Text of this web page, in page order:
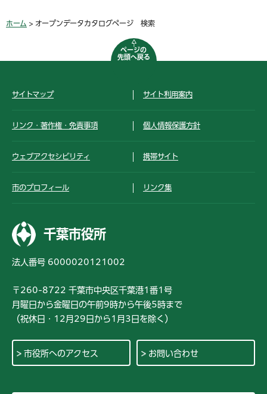
ホーム > オープンデータカタログページ 検索
ページの
先頭へ戻る
サイトマップ サイト利用案内
リンク・著作権・免責事項 個人情報保護方針
ウェブアクセシビリティ 携帯サイト
市のプロフィール リンク集
千葉市役所
法人番号 6000020121002
〒260-8722 千葉市中央区千葉港1番1号
月曜日から金曜日の午前9時から午後5時まで
（祝休日・12月29日から1月3日を除く）
市役所へのアクセス お問い合わせ